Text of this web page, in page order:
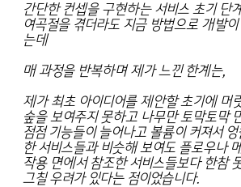
간단한 컨셉을 구현하는 서비스 초기 단
여곡절을 겪더라도 지금 방법으로 개발
는데
매 과정을 반복하며 제가 느낀 한계는,
제가 최초 아이디어를 제안할 초기에 머
숲을 보여주지 못하고 나무만 토막토막
점점 기능들이 늘어나고 볼륨이 커져서
한 서비스들과 비슷해 보여도 플로우나
작용 면에서 참조한 서비스들보다 한참
그칠 우려가 있다는 점이었습니다.